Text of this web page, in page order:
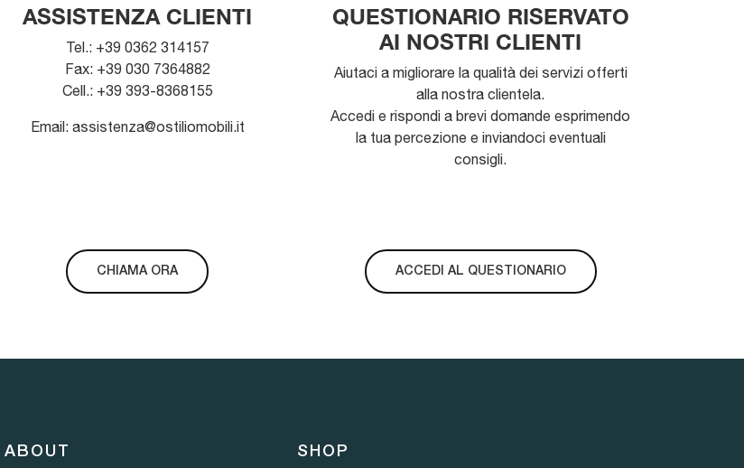
ASSISTENZA CLIENTI
Tel.: +39 0362 314157
Fax: +39 030 7364882
Cell.: +39 393-8368155
Email: assistenza@ostiliomobili.it
CHIAMA ORA
QUESTIONARIO RISERVATO
AI NOSTRI CLIENTI
Aiutaci a migliorare la qualità dei servizi offerti
alla nostra clientela.
Accedi e rispondi a brevi domande esprimendo
la tua percezione e inviandoci eventuali
consigli.
ACCEDI AL QUESTIONARIO
ABOUT SHOP